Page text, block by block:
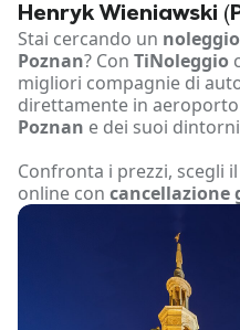
Henryk Wieniawski
Stai cercando un
Poznan? Con TiNoleggio
migliori compagnie di
direttamente in
Poznan e dei suoi
Confronta i prezzi, scegli
online con cancellazione